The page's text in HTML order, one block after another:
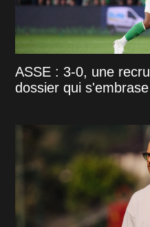
ASSE : 3-0, une
dossier qui s'embrase